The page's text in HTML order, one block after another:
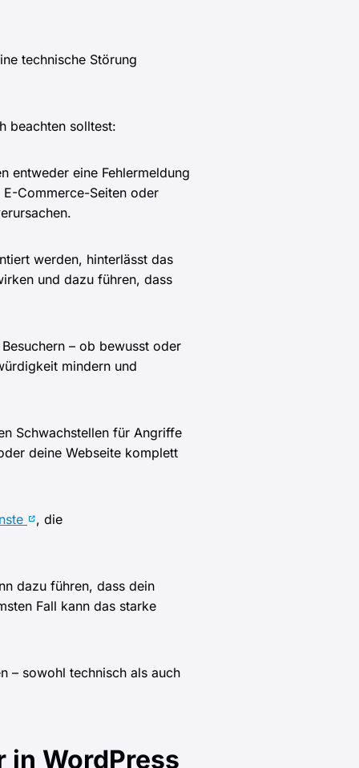
technische Störung
beachten solltest:
entweder eine Fehlermeldung
Commerce-Seiten oder
werden, hinterlässt das
und dazu führen, dass
– ob bewusst oder
mindern und
Schwachstellen für Angriffe
deine Webseite komplett
, die
dazu führen, dass dein
Fall kann das starke
– sowohl technisch als auch
WordPress